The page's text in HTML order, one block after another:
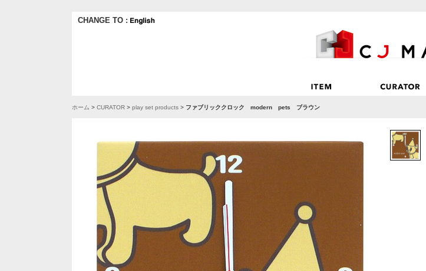
CHANGE TO :
ホーム > CURATOR > play set products > ファブリッククロック modern pets ブラウン